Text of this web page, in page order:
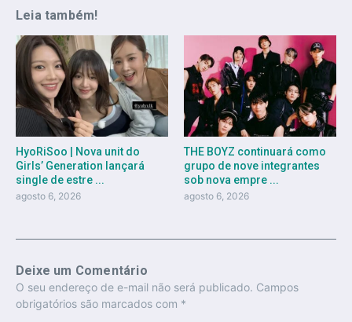
Leia também!
HyoRiSoo | Nova unit do
Girls’ Generation lançará
single de estre ...
agosto 6, 2026
THE BOYZ continuará como
grupo de nove integrantes
sob nova empre ...
agosto 6, 2026
Deixe um Comentário
O seu endereço de e-mail não será publicado. Campos
obrigatórios são marcados com *